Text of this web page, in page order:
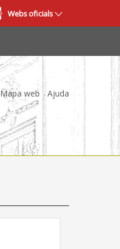
Webs oficials
Mapa web Ajuda